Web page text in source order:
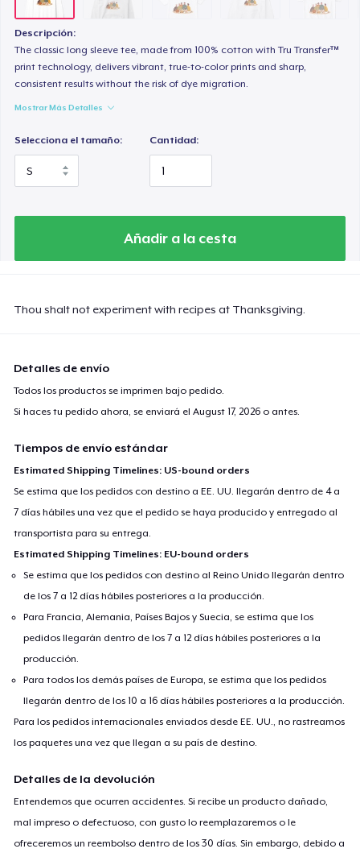
Descripción:
The classic long sleeve tee, made from 100% cotton with Tru Transfer™
print technology, delivers vibrant, true-to-color prints and sharp,
consistent results without the risk of dye migration.
Mostrar Más Detalles
Selecciona el tamaño: Cantidad:
Añadir a la cesta
Thou shalt not experiment with recipes at Thanksgiving.
Detalles de envío
Todos los productos se imprimen bajo pedido.
Si haces tu pedido ahora, se enviará elAugust 17, 2026 o antes.
Tiempos de envío estándar
Estimated Shipping Timelines: US-bound orders
Se estima que los pedidos con destino a EE. UU. llegarán dentro de 4 a
7 días hábiles una vez que el pedido se haya producido y entregado al
transportista para su entrega.
Estimated Shipping Timelines: EU-bound orders
Se estima que los pedidos con destino al Reino Unido llegarán dentro
de los 7 a 12 días hábiles posteriores a la producción.
Para Francia, Alemania, Países Bajos y Suecia, se estima que los
pedidos llegarán dentro de los 7 a 12 días hábiles posteriores a la
producción.
Para todos los demás países de Europa, se estima que los pedidos
llegarán dentro de los 10 a 16 días hábiles posteriores a la producción.
Para los pedidos internacionales enviados desde EE. UU., no rastreamos
los paquetes una vez que llegan a su país de destino.
Detalles de la devolución
Entendemos que ocurren accidentes. Si recibe un producto dañado,
mal impreso o defectuoso, con gusto lo reemplazaremos o le
ofreceremos un reembolso dentro de los 30 días. Sin embargo, debido a
Heavy Tee
Tru transfer Printed Premium Tee
29,99 US$
40,99 US$
Tru Transfer Printed Unisex Premium Hoodie
Next Level 3600 | Premium Ring-Spun Cotton T-Shirt